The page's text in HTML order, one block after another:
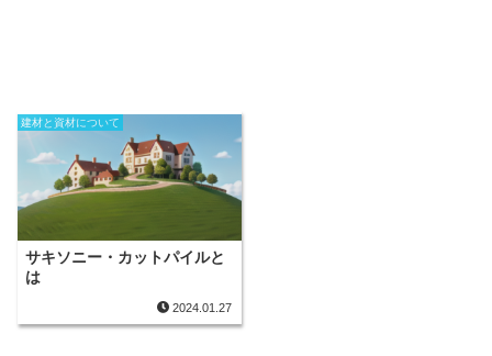
建材と資材について
サキソニー・カットパイルと
は
2024.01.27